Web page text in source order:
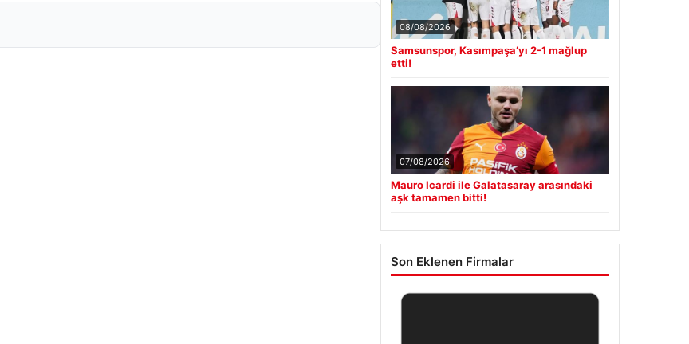
08/08/2026
Samsunspor, Kasımpaşa’yı 2-1 mağlup
etti!
07/08/2026
Mauro Icardi ile Galatasaray arasındaki
aşk tamamen bitti!
Son Eklenen Firmalar